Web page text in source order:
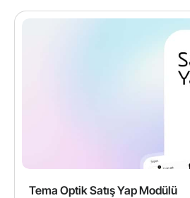
Tema Optik Satış Yap Modülü